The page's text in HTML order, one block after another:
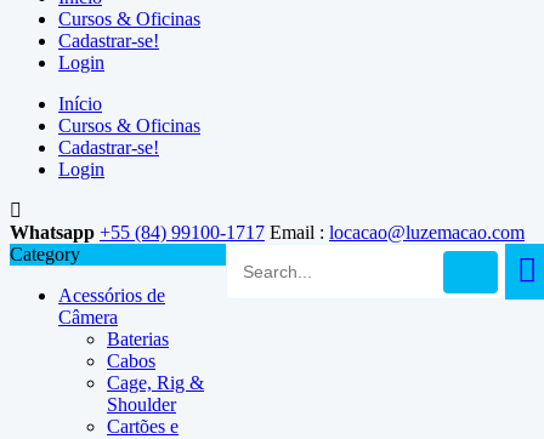
Cursos & Oficinas
Cadastrar-se!
Login
Início
Cursos & Oficinas
Cadastrar-se!
Login
Whatsapp +55 (84) 99100-1717 Email : locacao@luzemacao.com
Category
Acessórios de
Câmera
Baterias
Cabos
Cage, Rig &
Shoulder
Cartões e